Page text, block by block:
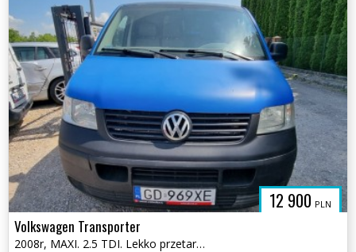
12 900 PLN
Volkswagen Transporter
2008r, MAXI. 2.5 TDI. Lekko przetarty lewy bok. Jeździ.